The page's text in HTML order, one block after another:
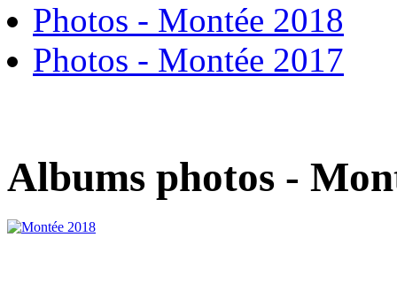
Photos - Montée 2018
Photos - Montée 2017
Albums photos -